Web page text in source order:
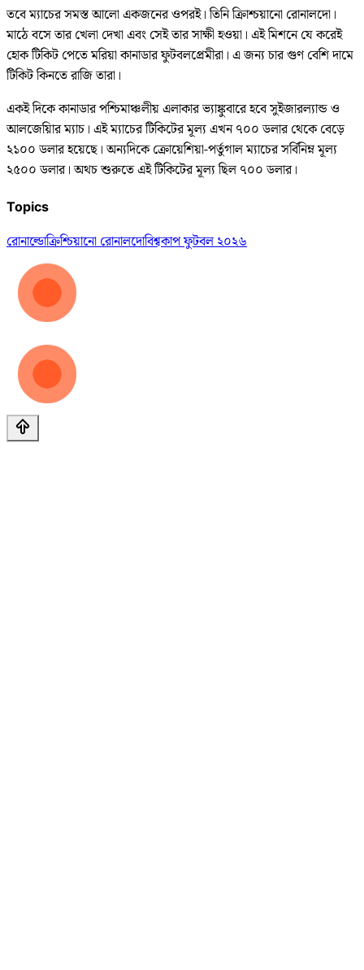
তবে ম্যাচের সমস্ত আলো একজনের ওপরই। তিনি ক্রিাশ্চয়ানো রোনালদো।
মাঠে বসে তার খেলা দেখা এবং সেই তার সাক্ষী হওয়া। এই মিশনে যে করেই
হোক টিকিট পেতে মরিয়া কানাডার ফুটবলপ্রেমীরা। এ জন্য চার গুণ বেশি দামে
টিকিট কিনতে রাজি তারা।
একই দিকে কানাডার পশ্চিমাঞ্চলীয় এলাকার ভ্যাঙ্কুবারে হবে সুইজারল্যান্ড ও
আলজেয়িার ম্যাচ। এই ম্যাচের টিকিটের মূল্য এখন ৭০০ ডলার থেকে বেড়ে
২১০০ ডলার হয়েছে। অন্যদিকে ক্রোয়েশিয়া-পর্তুগাল ম্যাচের সর্বিনিম্ন মূল্য
২৫০০ ডলার। অথচ শুরুতে এই টিকিটের মূল্য ছিল ৭০০ ডলার।
Topics
রোনাল্ডোক্রিশ্চিয়ানো রোনালদোবিশ্বকাপ ফুটবল ২০২৬